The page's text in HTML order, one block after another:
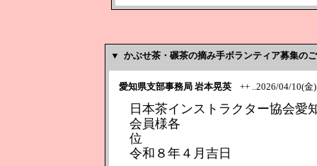
▼ かぶせ茶・碾茶の摘み手ボランティア募集の
愛知県支部事務局 岩本晃英++ ..2026/04/10(金)
日本茶インストラクター協会愛
会員様各
令和８年４月吉日